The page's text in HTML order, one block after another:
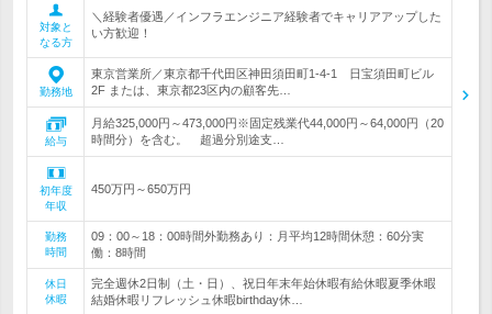
対象と
なる方
＼経験者優遇／インフラエンジニア経験者でキャリアアップした
い方歓迎！
勤務地
東京営業所／東京都千代田区神田須田町1-4-1 日宝須田町ビル
2F または、東京都23区内の顧客先…
給与
月給325,000円～473,000円※固定残業代44,000円～64,000円（20
時間分）を含む。 超過分別途支…
初年度
年収
450万円～650万円
勤務
時間
09：00～18：00時間外勤務あり：月平均12時間休憩：60分実
働：8時間
休日
休暇
完全週休2日制（土・日）、祝日年末年始休暇有給休暇夏季休暇
結婚休暇リフレッシュ休暇birthday休…